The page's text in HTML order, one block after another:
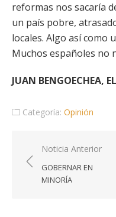
reformas nos sacaría
un país pobre,
locales. Algo así como
Muchos españoles no
JUAN BENGOECHEA,
Categoría: Opinión
Navegación
de
entradas
Noticia Anterior
GOBERNAR EN
MINORÍA